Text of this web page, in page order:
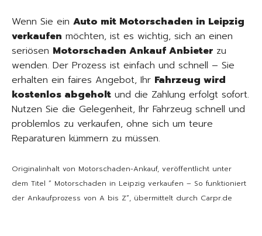
Wenn Sie ein Auto mit Motorschaden in Leipzig
verkaufen möchten, ist es wichtig, sich an einen
seriösen Motorschaden Ankauf Anbieter zu
wenden. Der Prozess ist einfach und schnell – Sie
erhalten ein faires Angebot, Ihr Fahrzeug wird
kostenlos abgeholt und die Zahlung erfolgt sofort.
Nutzen Sie die Gelegenheit, Ihr Fahrzeug schnell und
problemlos zu verkaufen, ohne sich um teure
Reparaturen kümmern zu müssen.
Originalinhalt von Motorschaden-Ankauf, veröffentlicht unter
dem Titel “ Motorschaden in Leipzig verkaufen – So funktioniert
der Ankaufprozess von A bis Z“, übermittelt durch Carpr.de